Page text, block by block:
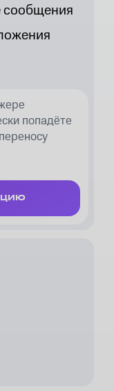
сообщения
попадёте